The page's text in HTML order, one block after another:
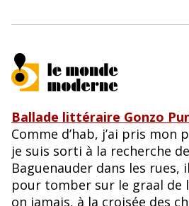
Ballade littéraire Gonzo
Comme d’hab, j’ai pris mon
je suis sorti à la recherche
Baguenauder dans les rues,
pour tomber sur le graal de
on jamais, à la croisée des